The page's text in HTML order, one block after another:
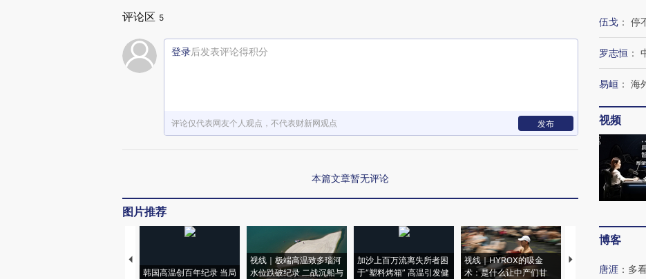
评论区 5
登录后发表评论得积分
评论仅代表网友个人观点，不代表财新网观点 发布
本篇文章暂无评论
图片推荐
韩国高温创百年纪录 当局
视线｜极端高温致多瑙河
水位跌破纪录 二战沉船与
加沙上百万流离失所者困
于“塑料烤箱” 高温引发健
视线｜HYROX的吸金
术：是什么让中产们甘
马航飞行员跨国走私
粒摇头丸 尿检体内
伍戈 ： 停
罗志恒 ：
易峘 ： 海
视频
博客
唐涯 ： 多